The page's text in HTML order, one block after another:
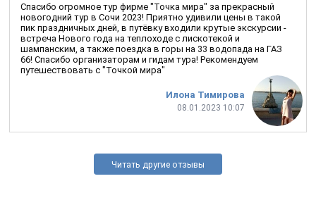
Илона Тимирова
08.01.2023 10:07
Спасибо огромное тур фирме "Точка мира" за прекрасный
новогодний тур в Сочи 2023! Приятно удивили цены в такой
пик праздничных дней, в путёвку входили крутые экскурсии -
встреча Нового года на теплоходе с лискотекой и
шампанским, а также поездка в горы на 33 водопада на ГАЗ
66! Спасибо организаторам и гидам тура! Рекомендуем
путешествовать с "Точкой мира"
Читать другие отзывы